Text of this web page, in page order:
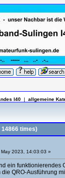
I40 | allgemeine
times)
2023, 14:03:03 »
ein funktionierendes
QRO-Ausführung